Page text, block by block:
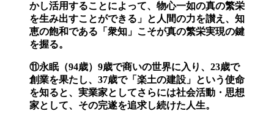
かし活用することによって、物心一如の真の繁栄
を生み出すことができる」と人間の力を讃え、知
恵の飽和である「衆知」こそが真の繁栄実現の鍵
を握る。
⑪永眠（94歳）9歳で商いの世界に入り、23歳で
創業を果たし、37歳で「楽土の建設」という使命
を知ると、実業家としてさらには社会活動・思想
家として、その完遂を追求し続けた人生。